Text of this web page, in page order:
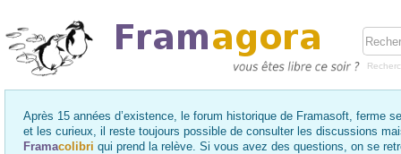
Après 15 années d’existence, le forum historique de Framasoft, ferme
et les curieux, il reste toujours possible de consulter les discussions
Framacolibri qui prend la relève. Si vous avez des questions, on se